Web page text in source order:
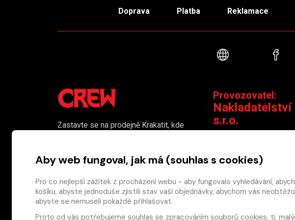
Doprava Platba Reklamace
Webové
Zastavte se na prodejně Krakatit, kde
komiksu.
Prodejna je i naším smluvním výdejním
místem pro osobní odběr objednaného
zboží.
Provozovatel:
Nakladatelství
s.r.o.
Čáslavská 15/1793,
+420 603 580 756
Aby web fungoval, jak má (souhlas s cookies)
Pro co nejlepší zážitek z procházení webu - aby fungovalo vyhledávání,
košíku, abyste jednoduše zjistili stav vaší objednávky, abychom vás
abyste se nemuseli pokaždé přihlašovat.
Proto od vás potřebujeme souhlas se zpracováním souborů cookies, tj.